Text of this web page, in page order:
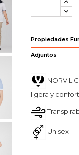
Propiedades
Adjuntos
NORVIL
ligera y
Unisex